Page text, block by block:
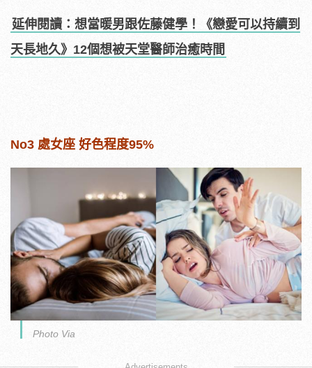
延伸閱讀：想當暖男跟佐藤健學！《戀愛可以持續到
天長地久》12個想被天堂醫師治癒時間
No3 處女座 好色程度95%
Photo Via